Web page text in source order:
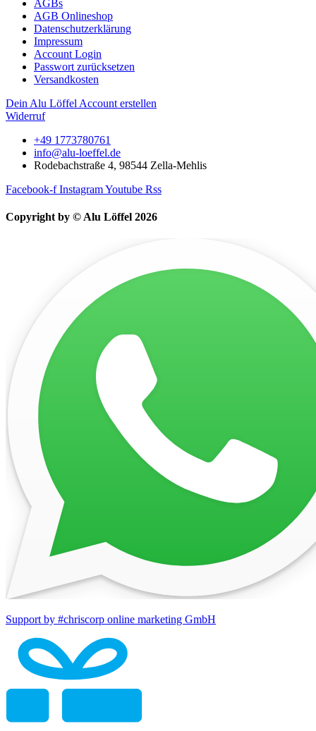
AGBs
AGB Onlineshop
Datenschutzerklärung
Impressum
Account Login
Passwort zurücksetzen
Versandkosten
Dein Alu Löffel Account erstellen
Widerruf
+49 1773780761
info@alu-loeffel.de
Rodebachstraße 4, 98544 Zella-Mehlis
Facebook-f InstagramYoutube Rss
Copyright by © Alu Löffel 2026
Support by #chriscorp online marketing GmbH